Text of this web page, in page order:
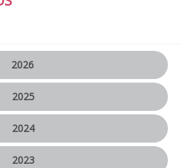
2026
2025
2024
2023